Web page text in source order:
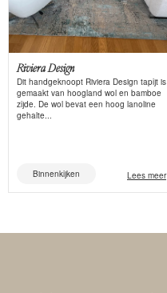
Riviera Design
Dit handgeknoopt Riviera Design tapijt is
gemaakt van hoogland wol en bamboe
zijde. De wol bevat een hoog lanoline
gehalte...
Binnenkijken Lees meer